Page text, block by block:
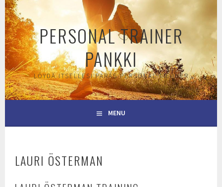
Skip
to
content
PERSONAL TRAINER
PANKKI
LÖYDÄ ITSELLESI PARAS PERSONAL TRAINER
MENU
LAURI ÖSTERMAN